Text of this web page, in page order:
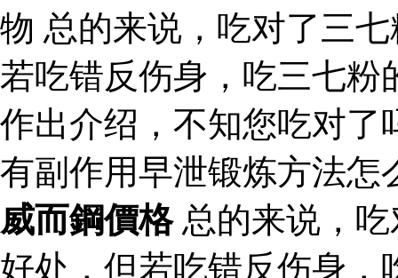
物 总的来说，吃对了三
若吃错反伤身，吃三七粉
作出介绍，不知您吃对了
有副作用早泄锻炼方法怎
威而鋼價格总的来说，吃
好处，但若吃错反伤身，